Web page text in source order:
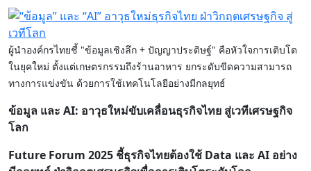
ผู้นำองค์กรไทยชี้ "ข้อมูลเชิงลึก + ปัญญาประดิษฐ์" คือหัวใจการเติบโต
ในยุคใหม่ ตั้งแต่เกษตรกรรมถึงร้านอาหาร ยกระดับขีดความสามารถ
ทางการแข่งขัน ด้วยการใช้เทคโนโลยีอย่างมีกลยุทธ์
ข้อมูล และ AI: อาวุธใหม่ขับเคลื่อนธุรกิจไทย สู่เวทีเศรษฐกิจ
โลก
Future Forum 2025 ชี้ธุรกิจไทยต้องใช้ Data และ AI อย่าง